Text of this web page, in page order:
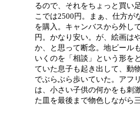
るので、それをちょっと買い
こでは2500円。まぁ、仕方が
を購入。キャンバスから外し
円。かなり安い。が、絵画は
か、と思って断念。地ビール
いくのを「相談」という形
ていた息子も起き出して、動
でぶらぶら歩いていた。アフ
は、小さい子供の何かをも刺
た皿を最後まで物色しながら